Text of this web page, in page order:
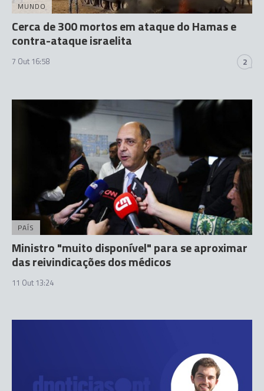
MUNDO
Cerca de 300 mortos em ataque do Hamas e
contra-ataque israelita
7 Out 16:58 2
PAÍS
Ministro "muito disponível" para se aproximar
das reivindicações dos médicos
11 Out 13:24